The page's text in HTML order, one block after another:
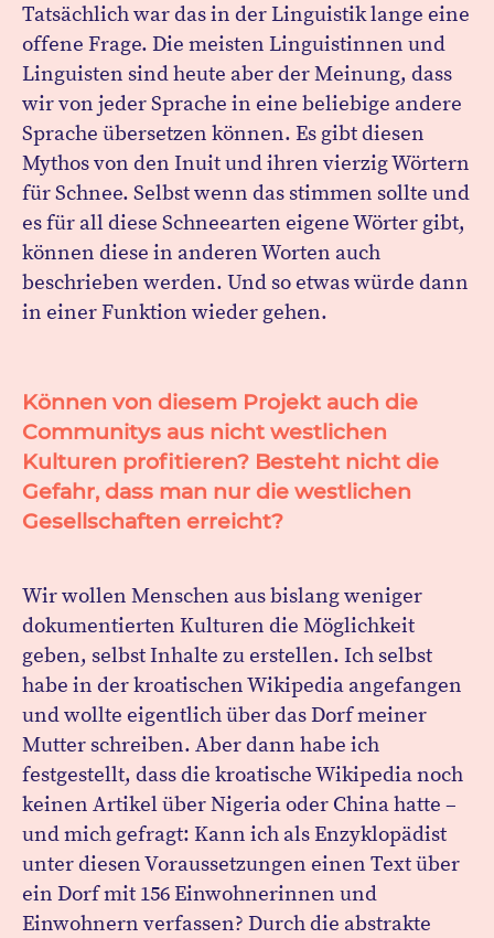
Tatsächlich war das in der Linguistik lange eine
offene Frage. Die meisten Linguistinnen und
Linguisten sind heute aber der Meinung, dass
wir von jeder Sprache in eine beliebige andere
Sprache übersetzen können. Es gibt diesen
Mythos von den Inuit und ihren vierzig Wörtern
für Schnee. Selbst wenn das stimmen sollte und
es für all diese Schneearten eigene Wörter gibt,
können diese in anderen Worten auch
beschrieben werden. Und so etwas würde dann
in einer Funktion wieder gehen.
Können von diesem Projekt auch die
Communitys aus nicht westlichen
Kulturen profitieren? Besteht nicht die
Gefahr, dass man nur die westlichen
Gesellschaften erreicht?
Wir wollen Menschen aus bislang weniger
dokumentierten Kulturen die Möglichkeit
geben, selbst Inhalte zu erstellen. Ich selbst
habe in der kroatischen Wikipedia angefangen
und wollte eigentlich über das Dorf meiner
Mutter schreiben. Aber dann habe ich
festgestellt, dass die kroatische Wikipedia noch
keinen Artikel über Nigeria oder China hatte –
und mich gefragt: Kann ich als Enzyklopädist
unter diesen Voraussetzungen einen Text über
ein Dorf mit 156 Einwohnerinnen und
Einwohnern verfassen? Durch die abstrakte